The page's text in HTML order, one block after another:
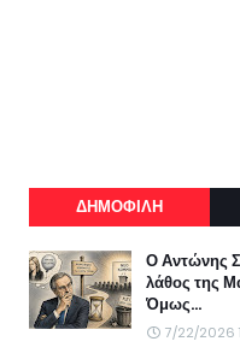
ΔΗΜΟΦΙΛΗ
Ο Αντώνης
λάθος της
Όμως...
7/22/2026